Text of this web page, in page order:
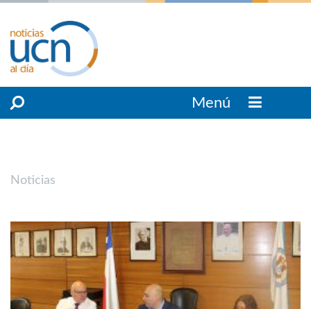
Menú
Noticias